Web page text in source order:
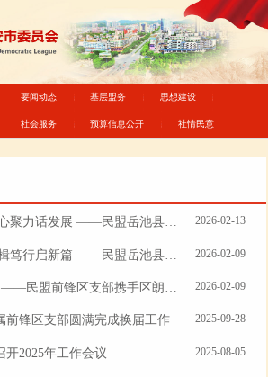
要闻动态 基层盟务 思想建设
社会服务 预算信息公开 社情民意
展 ——民盟岳池县委会走访慰问退休盟员 2026-02-13
民盟岳池县科技支部召开2025 年度工作总结会 2026-02-09
前锋区支部携手区朗诵协会共迎新春 2026-02-09
前锋区支部圆满完成换届工作 2025-09-28
开2025年工作会议 2025-08-05